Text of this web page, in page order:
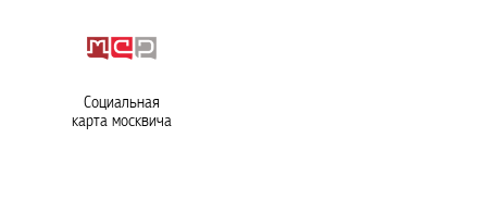
Социальная
карта москвича